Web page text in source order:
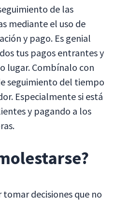
de las
mediante el uso de
y pago. Es genial
tus pagos entrantes y
lugar. Combínalo con
seguimiento del tiempo
Especialmente si está
y pagando a los
decisiones que no